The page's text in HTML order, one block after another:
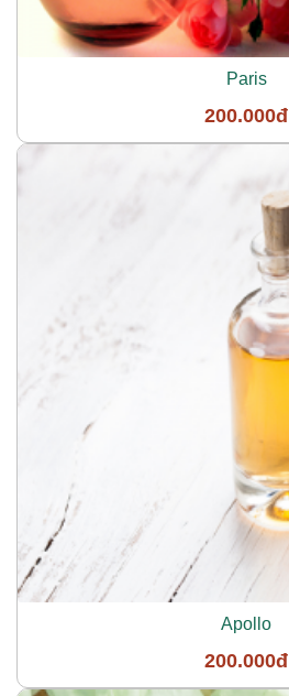
Paris
200.000đ
Apollo
200.000đ